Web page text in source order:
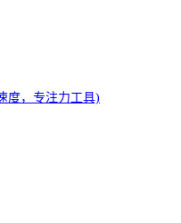
度，专注力工具)